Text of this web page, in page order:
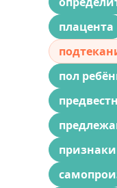
плацента
пол